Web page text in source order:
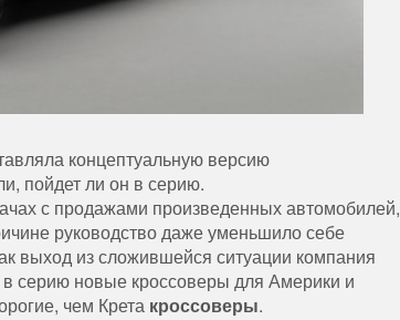
концептуальную версию
пойдет ли он в серию.
с продажами произведенных автомобилей,
руководство даже уменьшило себе
выход из сложившейся ситуации компания
в серию новые кроссоверы для Америки и
чем Крета кроссоверы.